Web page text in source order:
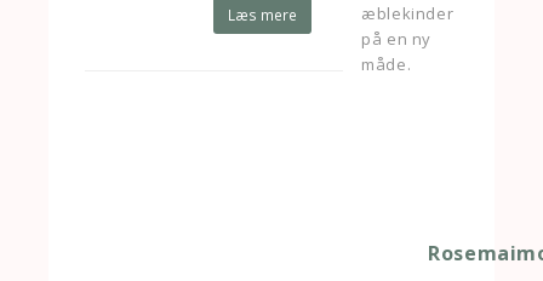
Læs mere
æblekinder
på en ny
måde.